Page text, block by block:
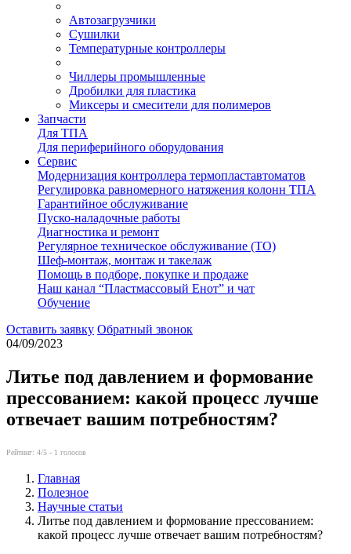
Автозагрузчики
Сушилки
Температурные контроллеры
Чиллеры промышленные
Дробилки для пластика
Миксеры и смесители для полимеров
Запчасти
Для ТПА
Для периферийного оборудования
Сервис
Модернизация контроллера термопластавтоматов
Регулировка равномерного натяжения колонн ТПА
Гарантийное обслуживание
Пуско-наладочные работы
Диагностика и ремонт
Регулярное техническое обслуживание (ТО)
Шеф-монтаж, монтаж и такелаж
Помощь в подборе, покупке и продаже
Наш канал “Пластмассовый Енот” и чат
Обучение
Оставить заявку Обратный звонок
04/09/2023
Литье под давлением и формование
прессованием: какой процесс лучше
отвечает вашим потребностям?
Рейтинг: 4/5 - 1 голосов
Главная
Полезное
Научные статьи
Литье под давлением и формование прессованием:
какой процесс лучше отвечает вашим потребностям?